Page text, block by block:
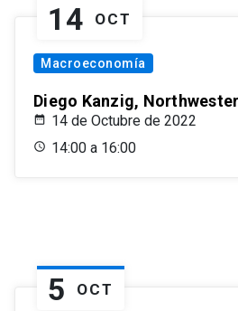
14 OCT
Macroeconomía
Diego Kanzig,
14 de Octubre de 2022
14:00 a 16:00
5 OCT